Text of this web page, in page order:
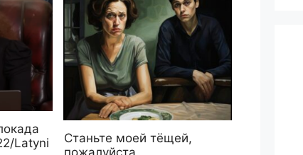
Latyni
Станьте моей тёщей,
пожалуйста